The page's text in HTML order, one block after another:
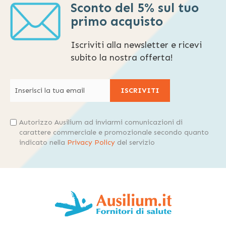
Sconto del 5% sul tuo
primo acquisto
Iscriviti alla newsletter e ricevi
subito la nostra offerta!
ISCRIVITI
Autorizzo Ausilium ad inviarmi comunicazioni di
carattere commerciale e promozionale secondo quanto
indicato nella Privacy Policy del servizio